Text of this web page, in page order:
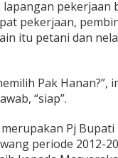
pekerjaan
pekerjaan,
itu petani dan
Pak Hanan?”,
“siap”.
Pj
periode 2012-